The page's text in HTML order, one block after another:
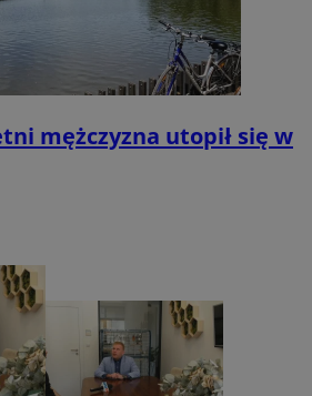
mężczyzna utopił się w